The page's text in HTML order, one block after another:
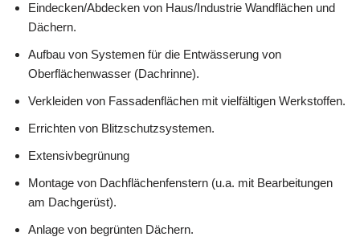
Eindecken/Abdecken von Haus/Industrie Wandflächen und
Dächern.
Aufbau von Systemen für die Entwässerung von
Oberflächenwasser (Dachrinne).
Verkleiden von Fassadenflächen mit vielfältigen Werkstoffen.
Errichten von Blitzschutzsystemen.
Extensivbegrünung
Montage von Dachflächenfenstern (u.a. mit Bearbeitungen
am Dachgerüst).
Anlage von begrünten Dächern.